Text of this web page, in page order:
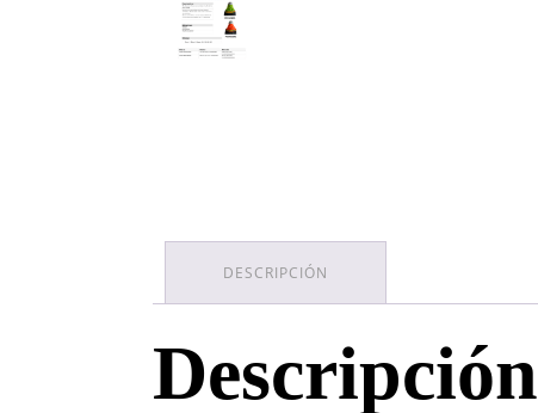
DESCRIPCIÓN
Descripción